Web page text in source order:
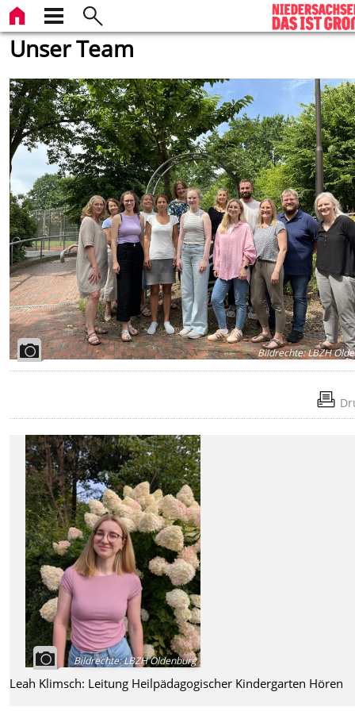
Unser Team
Bildrechte:LBZH
Bildrechte:LBZH Oldenburg
Leah Klimsch: Leitung Heilpädagogischer Kindergarten Hören